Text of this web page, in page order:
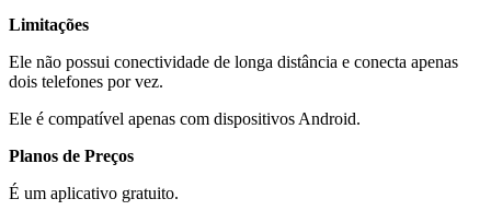
Limitações
Ele não possui conectividade de longa distância e conecta apenas
dois telefones por vez.
Ele é compatível apenas com dispositivos Android.
Planos de Preços
É um aplicativo gratuito.